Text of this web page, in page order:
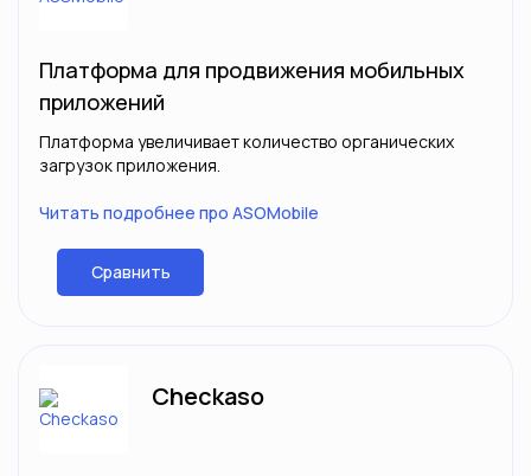
Платформа для продвижения мобильных
приложений
Платформа увеличивает количество органических
загрузок приложения.
Читать подробнее про ASOMobile
Сравнить
Checkaso